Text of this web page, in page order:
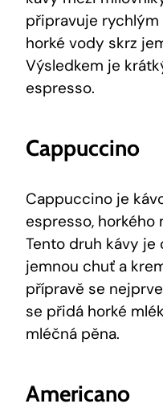
připravuje
horké vody skrz
Výsledkem je
espresso.
Cappuccino
Cappuccino je
espresso, horkého
Tento druh kávy je
jemnou chuť a
přípravě se
se přidá horké
mléčná pěna.
Americano